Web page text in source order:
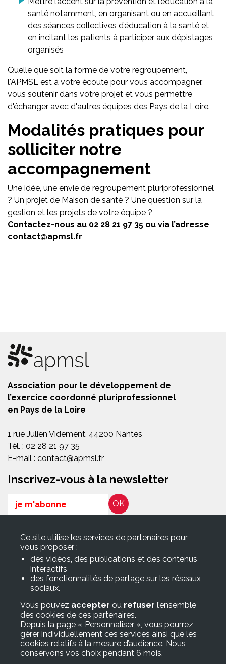
santé notamment, en organisant ou en accueillant
des séances collectives d’éducation à la santé et
en incitant les patients à participer aux dépistages
organisés
Quelle que soit la forme de votre regroupement,
l'APMSL est à votre écoute pour vous accompagner,
vous soutenir dans votre projet et vous permettre
d'échanger avec d'autres équipes des Pays de la Loire.
Modalités pratiques pour
solliciter notre
accompagnement
Une idée, une envie de regroupement pluriprofessionnel
? Un projet de Maison de santé ? Une question sur la
gestion et les projets de votre équipe ?
Contactez-nous au 02 28 21 97 35 ou via l’adresse
contact@apmsl.fr
Association pour le développement de
l’exercice coordonné pluriprofessionnel
en Pays de la Loire
1 rue Julien Videment, 44200 Nantes
Tél. : 02 28 21 97 35
E-mail : contact@apmsl.fr
Inscrivez-vous à la newsletter
Email
En soumettant ce formulaire, j’accepte que les informations
saisies soient exploitées pour les finalités décrites dans la page
Politique de confidentialité
Accès rapide
> Adhérer à l’APMSL
> FAQ/Glossaire
Ce site utilise les services de partenaires pour
vous proposer :
des vidéos, des publications et des contenus
interactifs
des fonctionnalités de partage sur les réseaux
sociaux.
Vous pouvez accepter ou refuser l’ensemble
des cookies de ces partenaires.
Depuis la page « Personnaliser », vous pourrez
gérer individuellement ces services ainsi que les
cookies relatifs à la mesure d’audience. Nous
conservons vos choix pendant 6 mois.